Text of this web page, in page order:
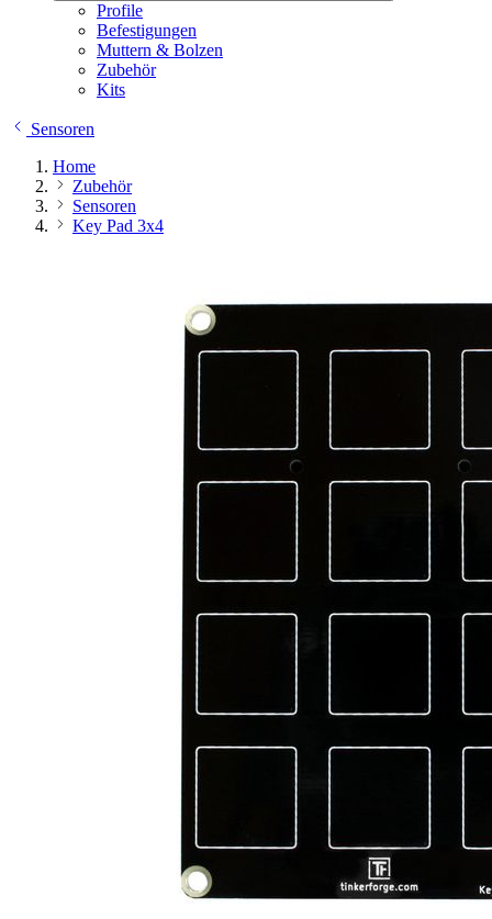
Profile
Befestigungen
Muttern & Bolzen
Zubehör
Kits
Sensoren
Home
Zubehör
Sensoren
Key Pad 3x4